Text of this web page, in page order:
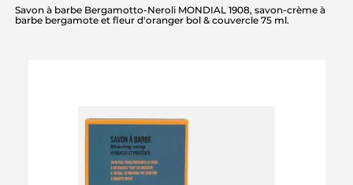
Savon à barbe Bergamotto-Neroli MONDIAL 1908, savon-crème à
barbe bergamote et fleur d'oranger bol & couvercle 75 ml.